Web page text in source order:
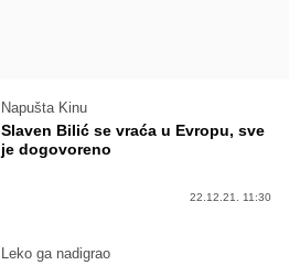
Napušta Kinu
Slaven Bilić se vraća u Evropu, sve
je dogovoreno
22.12.21. 11:30
Leko ga nadigrao